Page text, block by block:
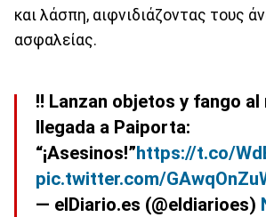
και λάσπη, αιφνιδιάζοντας τους
ασφαλείας.
‼️ Lanzan objetos y fango al
llegada a Paiporta:
“¡Asesinos!”https://t.co/
pic.twitter.com/
— elDiario.es (@eldiarioes)